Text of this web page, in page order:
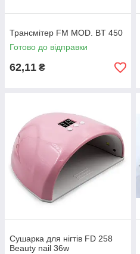
Трансмітер FM MOD. BT 450
Готово до відправки
62,11 ₴
Сушарка для нігтів FD 258
Beauty nail 36w